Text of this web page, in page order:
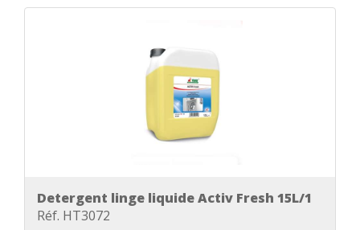
Detergent linge liquide Activ Fresh 15L/1
Réf. HT3072